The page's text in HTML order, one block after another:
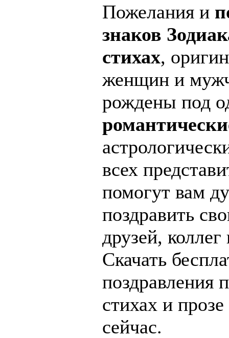
Пожелания и
знаков
стихах,
женщин и
рождены под
всех
помогут вам
поздравить
друзей,
Скачать
поздравления
стихах и
сейчас.